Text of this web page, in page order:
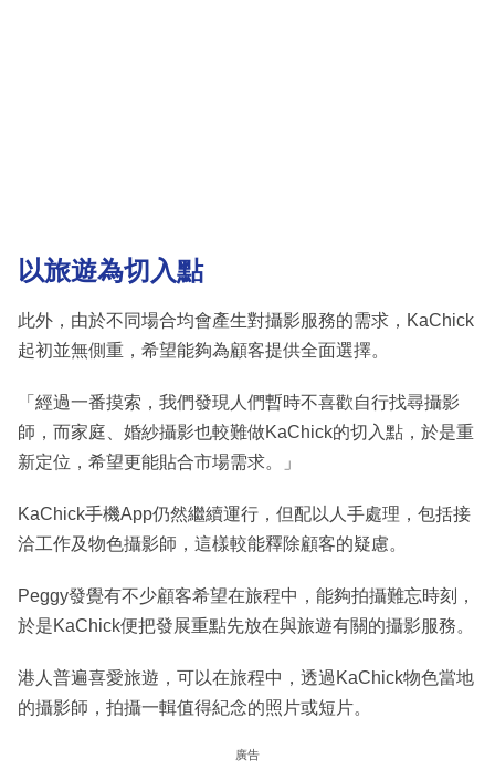
以旅遊為切入點
此外，由於不同場合均會產生對攝影服務的需求，KaChick
起初並無側重，希望能夠為顧客提供全面選擇。
「經過一番摸索，我們發現人們暫時不喜歡自行找尋攝影
師，而家庭、婚紗攝影也較難做KaChick的切入點，於是重
新定位，希望更能貼合市場需求。」
KaChick手機App仍然繼續運行，但配以人手處理，包括接
洽工作及物色攝影師，這樣較能釋除顧客的疑慮。
Peggy發覺有不少顧客希望在旅程中，能夠拍攝難忘時刻，
於是KaChick便把發展重點先放在與旅遊有關的攝影服務。
港人普遍喜愛旅遊，可以在旅程中，透過KaChick物色當地
的攝影師，拍攝一輯值得紀念的照片或短片。
廣告